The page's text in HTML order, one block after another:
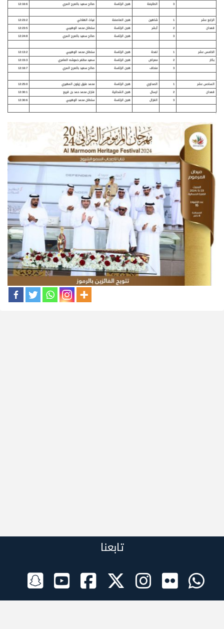
3
الطايفة هجن الرئاسة صالح سعيد بالعرج المري 12:16:6
الرابع عشر 1 شاهين هجن العاصفة غياث الهلالي
12:23:2
قعدان
2 أبشر هجن الرئاسة سلطان محمد الوهيبي
12:23:5
3
هجن الرئاسة صالح سعيد بالعرج المري 12:24:8
الخامس عشر 1 لفحة هجن الرئاسة سلطان محمد الوهيبي
12:13:2
بكار
2 معراض هجن الرئاسة سعيد مظفر خموشه العامري
12:15:3
3
منحاف هجن الرئاسة صالح سعيد بالعرج المري 12:16:7
السادس عشر 1 الصداوي هجن الرئاسة محمد عتيق زيتون المهيري
12:25:0
قعدان
2 ارسال هجن الشحانية فاران محمد حمد بن قريع
12:30:1
3
الغزال هجن الرئاسة سلطان محمد الوهيبي 12:30:6
>
تابعنا